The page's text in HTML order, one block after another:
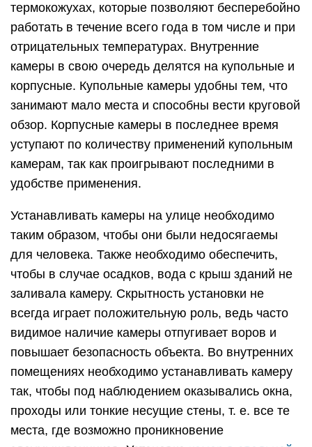
термокожухах, которые позволяют бесперебойно
работать в течение всего года в том числе и при
отрицательных температурах. Внутренние
камеры в свою очередь делятся на купольные и
корпусные. Купольные камеры удобны тем, что
занимают мало места и способны вести круговой
обзор. Корпусные камеры в последнее время
уступают по количеству применений купольным
камерам, так как проигрывают последними в
удобстве применения.
Устанавливать камеры на улице необходимо
таким образом, чтобы они были недосягаемы
для человека. Также необходимо обеспечить,
чтобы в случае осадков, вода с крыш зданий не
заливала камеру. Скрытность установки не
всегда играет положительную роль, ведь часто
видимое наличие камеры отпугивает воров и
повышает безопасность объекта. Во внутренних
помещениях необходимо устанавливать камеру
так, чтобы под наблюдением оказывались окна,
проходы или тонкие несущие стены, т. е. все те
места, где возможно проникновение